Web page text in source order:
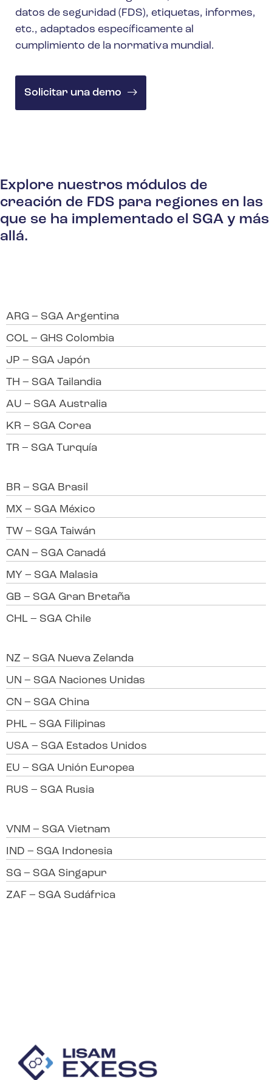
datos de seguridad (FDS), etiquetas, informes,
etc., adaptados específicamente al
cumplimiento de la normativa mundial.
Solicitar una demo
Explore nuestros módulos de
creación de FDS para regiones en las
que se ha implementado el SGA y más
allá.
ARG – SGA Argentina
COL – GHS Colombia
JP – SGA Japón
TH – SGA Tailandia
AU – SGA Australia
KR – SGA Corea
TR – SGA Turquía
BR – SGA Brasil
MX – SGA México
TW – SGA Taiwán
CAN – SGA Canadá
MY – SGA Malasia
GB – SGA Gran Bretaña
CHL – SGA Chile
NZ – SGA Nueva Zelanda
UN – SGA Naciones Unidas
CN – SGA China
PHL – SGA Filipinas
USA – SGA Estados Unidos
EU – SGA Unión Europea
RUS – SGA Rusia
VNM – SGA Vietnam
IND – SGA Indonesia
SG – SGA Singapur
ZAF – SGA Sudáfrica